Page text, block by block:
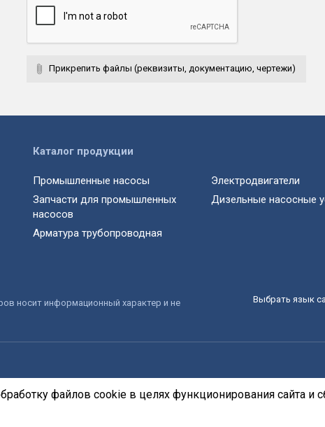
Прикрепить файлы (реквизиты, документацию, чертежи)
Выбрать язык
Каталог продукции
Промышленные насосы
Запчасти для промышленных
насосов
Арматура трубопроводная
Электродвигатели
Дизельные насосные
носит информационный характер и не
файлов cookie в целях функционирования сайта и